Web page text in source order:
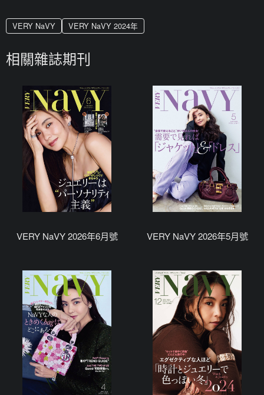
VERY NaVY VERY NaVY 2024年
相關雜誌期刊
VERY NaVY 2026年6月號 VERY NaVY 2026年5月號